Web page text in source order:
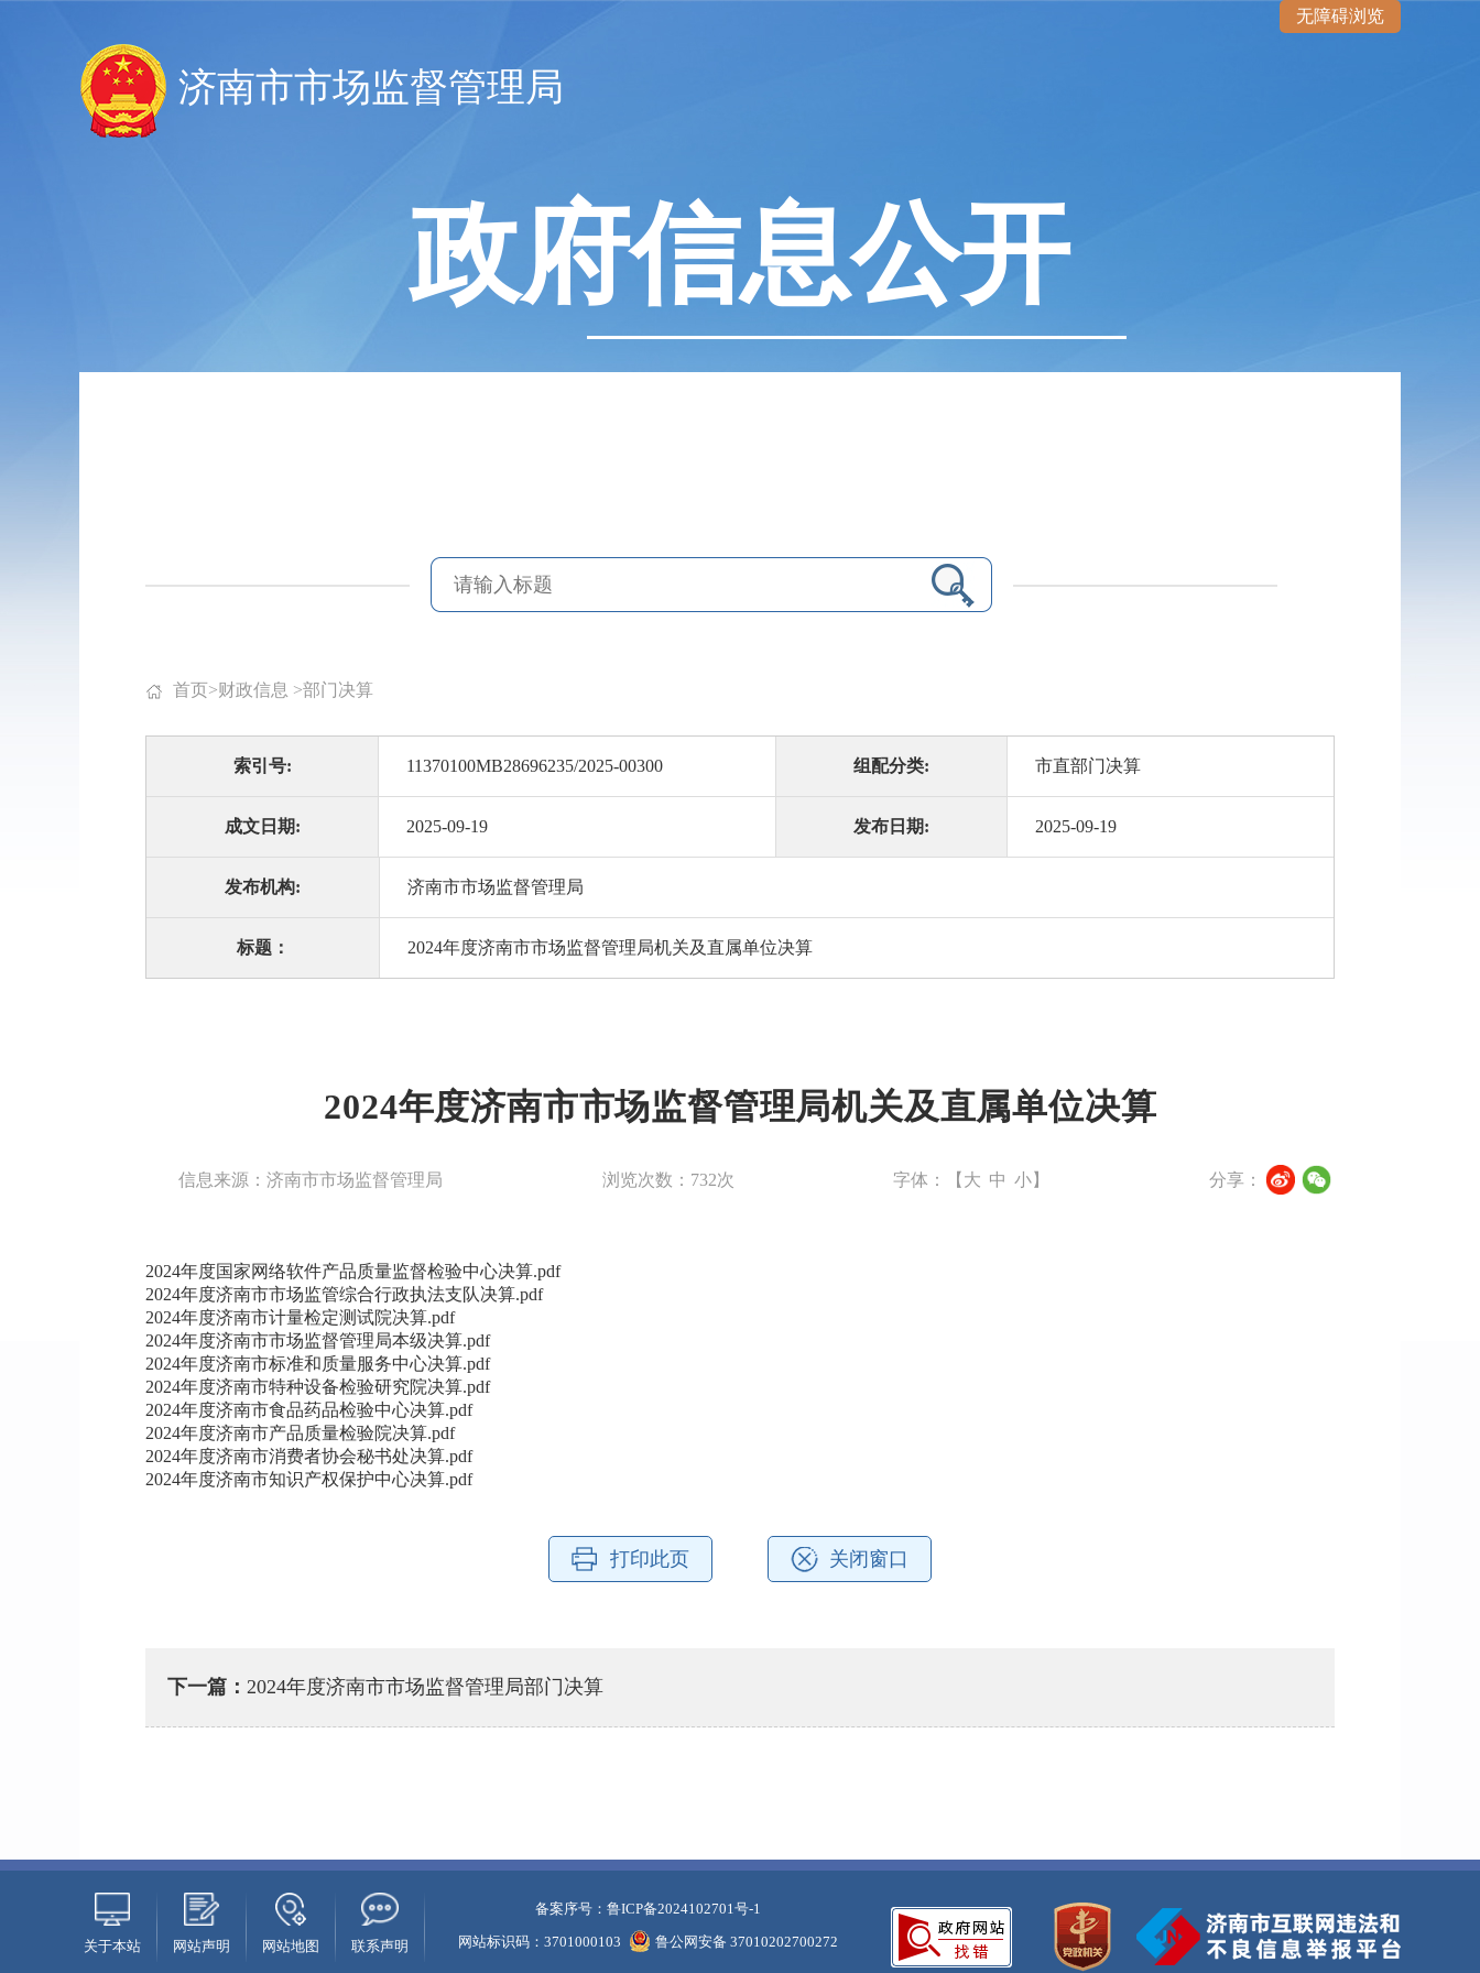
无障碍浏览
济南市市场监督管理局
政府信息公开
首页>财政信息 >部门决算
索引号: 11370100MB28696235/2025-00300 组配分类: 市直部门决算
成文日期: 2025-09-19 发布日期: 2025-09-19
发布机构: 济南市市场监督管理局
标题： 2024年度济南市市场监督管理局机关及直属单位决算
2024年度济南市市场监督管理局机关及直属单位决算
信息来源：济南市市场监督管理局 浏览次数： 732次 字体：【 大 中 小】 分享：
2024年度国家网络软件产品质量监督检验中心决算.pdf
2024年度济南市市场监管综合行政执法支队决算.pdf
2024年度济南市计量检定测试院决算.pdf
2024年度济南市市场监督管理局本级决算.pdf
2024年度济南市标准和质量服务中心决算.pdf
2024年度济南市特种设备检验研究院决算.pdf
2024年度济南市食品药品检验中心决算.pdf
2024年度济南市产品质量检验院决算.pdf
2024年度济南市消费者协会秘书处决算.pdf
2024年度济南市知识产权保护中心决算.pdf
打印此页 关闭窗口
下一篇： 2024年度济南市市场监督管理局部门决算
关于本站 网站声明 网站地图 联系声明
备案序号：鲁ICP备2024102701号-1
网站标识码：3701000103
鲁公网安备 37010202700272